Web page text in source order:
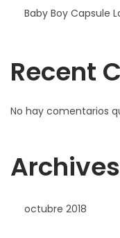
Baby Boy Capsule
Recent
No hay comentarios
Archives
octubre 2018